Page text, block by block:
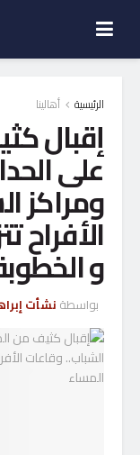
الرئيسية أهالينا
إقبال
على
ومراكز
الأفراح
و
بواسطة نشأت